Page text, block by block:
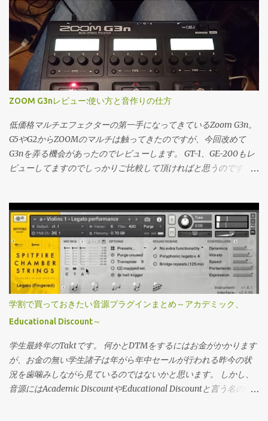
が…正直PAレベルでは遜色ない音（ほぼイメージ通りの音）は出て
ました。 アンプ 最新...
い感じになったりする。なのでTopmixは、更にDigを深めたい時
に開く。 キュレーターを探し出してそれを常にチェックとかはや
っていない。僕は属人的な情報は基本Twitterの雑多な中から探す
のが好きなので、そこで誰かのレコメンドとかPlaylistを見れば良
いので。 一通り自分の好きな音楽を再生、の段階で自分のリファ
レンスリストを作ってしまっても良いと思う。 僕のリファレンス
プレイリストはこちら Youtube Youtubeは複垢運用していて、なる
べく音楽に関する情報、tipsを調べたいアカウントはそれだけを。
完全に趣味の野球の動画とかは別アカウント運用している。（最
近シークレットモードでやるとお気に入りが汚染されないと聞い
た。）プラットフォーム側のおススメが強い状況が更に続いてい
る中でいつまでこの手法が役に立つか分からないが… 良いかもと
明確に遅れが分かってくる感じですね。逆に言うとこれより早く
はマシンパワーの犠牲を払ってまで詰めなくても良いかもしれま
せん。 きっかけ PCベースの制作に完全移行して以降(2008あたり
から制作やってる人間とは思えない発言)PC自体の問題か、はたま
たソフトウェアの相性の問題か、CPUのオーディオ処理(正確に言
うとグラフィックで負荷がかかった場合の処理)に不安定な部分が
あったために、CPUに対しての負荷を色々試していました。その
中でCPUメーター側にはあまり現れないのですがレイテンシーを
比較的大きめにIF側の設定を弄ると比較的負荷に対して強くなる
といった事例がありました。 CPUメーターにはいまいち表れてい
なかったということと、折角入出力で4msに抑えられているのだ
から最速にしとこうか、程度のいい加減な設定をしていました。
環境というのは十二分に揃っているので、あまり必要の無い話で
はあるのですが、久しぶりに触ったHalion sonic SEの音が存外よ
ろしく、改善して以降ソフトシンセの割合を増やしても良いかな
ぁと思い始めている所でございます。 レイテンシーを詰める前に
確認したいこと そのUSBケーブル、大丈夫か？？ 僕の最初のトラ
ップはこれでした。やったら安いor太古のケーブルを使っていた
らレイテンシが恐ろしい事になりました。具体的にはKRONOSに
１００均で購入した（恐らく中学生時代に）USB2.0以前の物を使
っていたら、16分音符ぐらいズレていました…レイテンシー5msの
はずなのに…。MASCHINE付属の物に変えた瞬間圧倒的に早くな
ったのでまずこちらを確認することをオススメします。大体皆様
付属の物を使われているかとは思うのですが、取り急...
ZOOM G3nレビュー:使い方と音作りの仕方
低価格マルチエフェクターの第一手になってきているZoom G3n。
G5やG2からZOOMのマルチは触ってきたのですが、今回改めて
G3nを弄る機会があったのでレビューします。 GT-1、GE-200もレ
ビューしてますのでしっかりご比較して頂ければと思うのです
にはこの上ない性能を各社出しています。（僕が高校生の時では
考えられない） なので安心してエントリー機を買って頂ければと
思います。ではレビューに参ります。 概観 ズームG3、B3から続く
ストンプが連結された筐体をイメージさせる設計思想はそのまま
ですね。3フットスイッチ、そしてその下にもスクロール用のフッ
トスイッチが三つあります。 上のFS1~3でエフェクトのオンオフ、
ソロボタン等々、下でパッチの切り替えとTUNERなりといった感
じ。 一個一個のエフェクトに対して1~4の操作子が割り当てられて
いますね。 4つで足りない類のエフェクトは二ブロック分使う（恐
らくプロセッサーの容量的にも）といった感じ。 上のツマミ二つ
はマスターとGeneralのメニューの操作用のプッシュ付きボリュー
ム。 Generalな設定は全てこちらのツマミで行います。 続いて背
面。 インプットが一つ、Auxin、そしてアウトプットがステレオで
学割で買っておきたい音源プラグインまとめ～アカデミック、
Educational Discount～
学生最終年のTaktです。 何かとDTMをするにはお金がかかります
が、お金の無い学生諸子は年がら年中セールが行われる昨今の状
況を歯噛みしながら見ているのではないかと思います。 しかし、
音源にはAcademic DiscountやEducational Discountと言う名の学